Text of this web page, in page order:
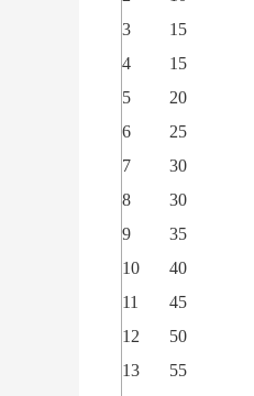
3
15
4
15
5
20
6
25
7
30
8
30
9
35
10
40
11
45
12
50
13
55